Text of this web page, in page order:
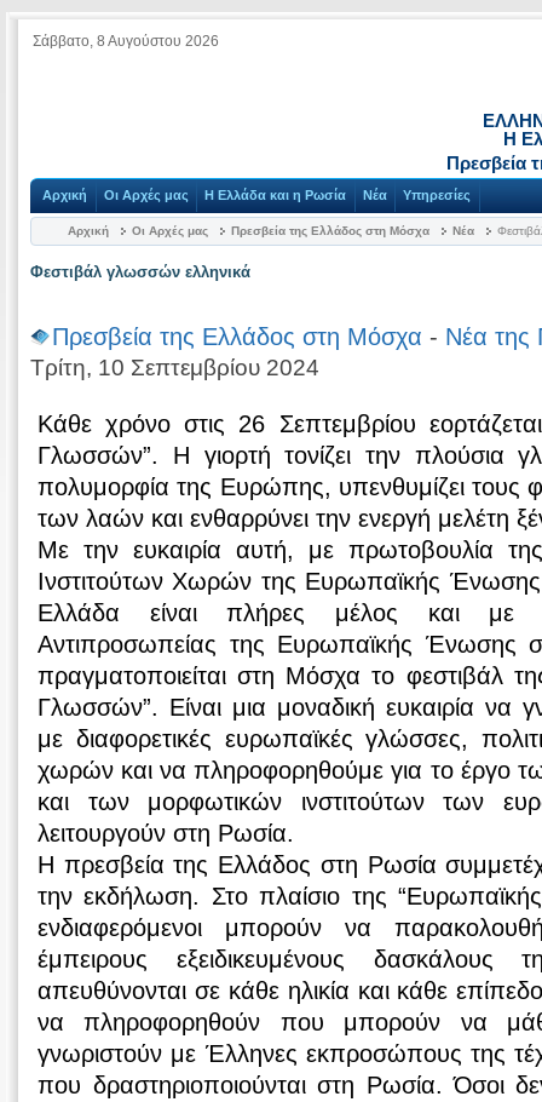
Σάββατο, 8 Αυγούστου 2026
Η
Πρεσβεία
Αρχική Οι Αρχές μας Η Ελλάδα και η Ρωσία Νέα Υπηρεσίες
Αρχική Οι Αρχές μας Πρεσβεία της Ελλάδος στη Μόσχα Νέα
Φεστιβάλ γλωσσών ελληνικά
Πρεσβεία της Ελλάδος στη Μόσχα - Νέα της
Τρίτη, 10 Σεπτεμβρίου 2024
Κάθε χρόνο στις 26 Σεπτεμβρίου
Γλωσσών”. Η γιορτή τονίζει την πλούσια
πολυμορφία της Ευρώπης, υπενθυμίζει τους
των λαών και ενθαρρύνει την ενεργή μελέτη
Με την ευκαιρία αυτή, με πρωτοβουλία
Ινστιτούτων Χωρών της Ευρωπαϊκής
Ελλάδα είναι πλήρες μέλος και με
Αντιπροσωπείας της Ευρωπαϊκής Ένωσης
πραγματοποιείται στη Μόσχα το φεστιβάλ
Γλωσσών”. Είναι μια μοναδική ευκαιρία να
με διαφορετικές ευρωπαϊκές γλώσσες,
χωρών και να πληροφορηθούμε για το έργο
και των μορφωτικών ινστιτούτων των
λειτουργούν στη Ρωσία.
Η πρεσβεία της Ελλάδος στη Ρωσία
την εκδήλωση. Στο πλαίσιο της
ενδιαφερόμενοι μπορούν να
έμπειρους εξειδικευμένους
απευθύνονται σε κάθε ηλικία και κάθε
να πληροφορηθούν που μπορούν να
γνωριστούν με Έλληνες εκπροσώπους της
που δραστηριοποιούνται στη Ρωσία. Όσοι